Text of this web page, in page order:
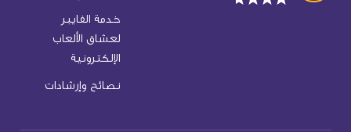
خدمة الفايبر
لعشاق الألعاب
الإلكترونية
نصائح وإرشادات